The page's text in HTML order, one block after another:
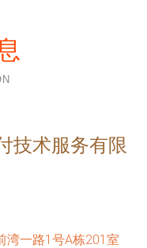
技术服务有限
湾一路1号A栋201室